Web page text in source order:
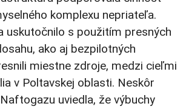
komplexu nepriateľa.
uskutočnilo s použitím presných
ako aj bezpilotných
miestne zdroje, medzi cieľmi
v Poltavskej oblasti. Neskôr
uviedla, že výbuchy